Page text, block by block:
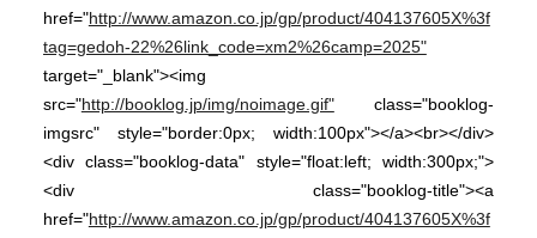
href="http://www.amazon.co.jp/gp/product/404137605X%3f
tag=gedoh-22%26link_code=xm2%26camp=2025"
target="_blank"><img
src="http://booklog.jp/img/noimage.gif"class="booklog-
imgsrc" style="border:0px; width:100px"></a><br></div>
<div class="booklog-data" style="float:left; width:300px;">
<div class="booklog-title"><a
href="http://www.amazon.co.jp/gp/product/404137605X%3f